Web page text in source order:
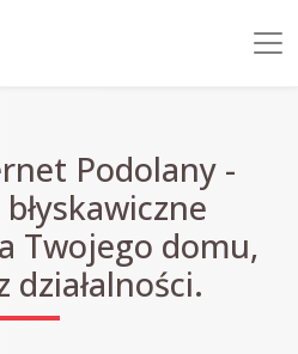
Podolany -
Twojego domu,
działalności.